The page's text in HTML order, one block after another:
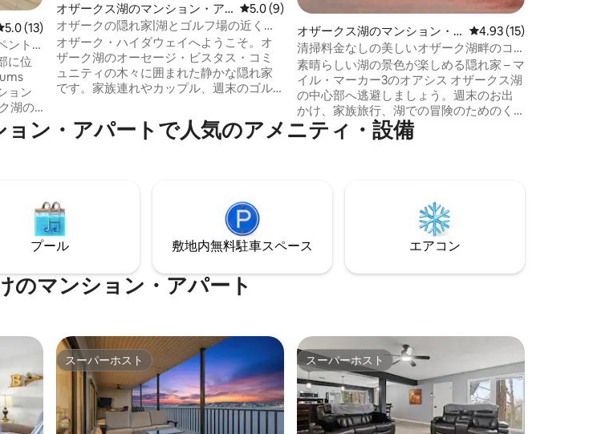
ビュー13件、5つ星中5.0つ星の平均評価
5.0 (13)
ント
に位
ョン
設
、511
族
求
タイ
しま
オザークス湖のマンション・ア
パート
レビュー9件、5つ星中5.0つ星の平均評価
5.0 (9)
オザークの隠れ家|湖とゴルフ場の近くに
ある静かな隠れ家
オザーク・ハイダウェイへようこそ。オ
ザーク湖のオーセージ・ビスタス・コミ
ュニティの木々に囲まれた静かな隠れ家
です。家族連れやカップル、週末のゴル
旅行に最適な、寝室2部屋とバスルーム2
つの広々としたコンドミニアムです。森
ワイナリー、バグネル・ダム・ストリッ
プの近くです。6つのプールをお楽しみい
ただけます。また、湖のすべての人気ア
トラクションへのアクセスも便利です。
オザークス湖のマンション・
アパート
レビュー15件、5つ
4.93 (15)
清掃料金なしの美しいオザーク湖畔のコ
ンドミニアム
素晴らしい湖の景色が楽しめる隠れ家 – マ
イル・マーカー3のオアシス オザークス湖
の中心部へ逃避しましょう。週末のお出
かけ、家族旅行、湖での冒険のためのく
つろぎの拠点など、どのような目的でお
越しの場合でも、このコンドミニアムは
リップをご利用いただけます。 敷地内に
ボートランプがあります。 湖でのんびり
過ごすためのカヤックと浮き輪をご用意
しています。 このユニットに隣接する別
のユニット。airbnb.com/h/jccondo
ン・アパートで人気のアメニティ・設備
プール 敷地内無料駐⁠車ス⁠ペ⁠ー⁠ス エアコン
のマンション・アパート
スーパーホスト
スーパーホスト スーパーホスト
スーパーホスト